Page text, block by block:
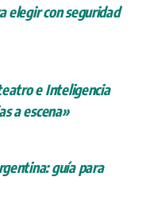
elegir con seguridad
e Inteligencia
a escena»
guía para